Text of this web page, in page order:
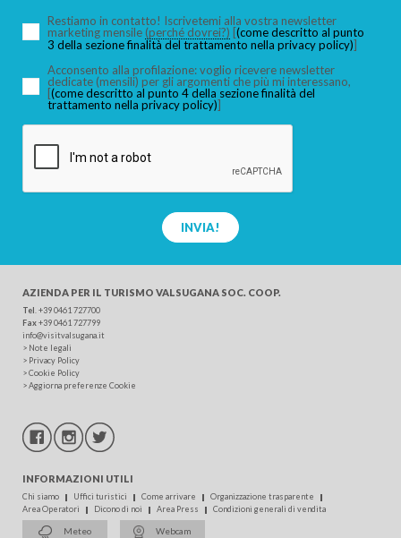
Restiamo in contatto! Iscrivetemi alla vostra newsletter
marketing mensile (perché dovrei?) [(come descritto al punto
3 della sezione finalità del trattamento nella privacy policy)]
Acconsento alla profilazione: voglio ricevere newsletter
dedicate (mensili) per gli argomenti che più mi interessano,
[(come descritto al punto 4 della sezione finalità del
trattamento nella privacy policy)]
INVIA!
AZIENDA PER IL TURISMO VALSUGANA SOC. COOP.
Tel +39 0461 727700
Fax+39 0461 727799
info@visitvalsugana.it
> Note legali
> Privacy Policy
>Cookie Policy
>Aggiorna preferenze Cookie
INFORMAZIONI UTILI
Chi siamo Uffici turistici Come arrivare
Organizzazione trasparente
Area Operatori
Dicono di noi Area Press Condizioni generali di vendita
Meteo Webcam